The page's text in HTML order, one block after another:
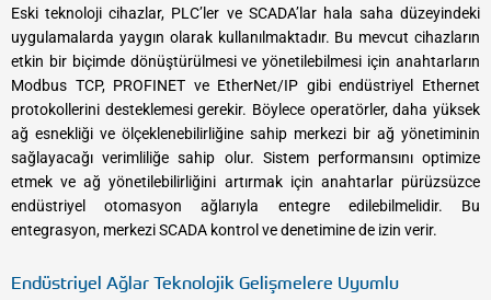
Eski teknoloji cihazlar, PLC’ler ve SCADA’lar hala saha düzeyindeki
uygulamalarda yaygın olarak kullanılmaktadır. Bu mevcut cihazların
etkin bir biçimde dönüştürülmesi ve yönetilebilmesi için anahtarların
Modbus TCP, PROFINET ve EtherNet/IP gibi endüstriyel Ethernet
protokollerini desteklemesi gerekir. Böylece operatörler, daha yüksek
ağ esnekliği ve ölçeklenebilirliğine sahip merkezi bir ağ yönetiminin
sağlayacağı verimliliğe sahip olur. Sistem performansını optimize
etmek ve ağ yönetilebilirliğini artırmak için anahtarlar pürüzsüzce
endüstriyel otomasyon ağlarıyla entegre edilebilmelidir. Bu
entegrasyon, merkezi SCADA kontrol ve denetimine de izin verir.
Endüstriyel Ağlar Teknolojik Gelişmelere Uyumlu